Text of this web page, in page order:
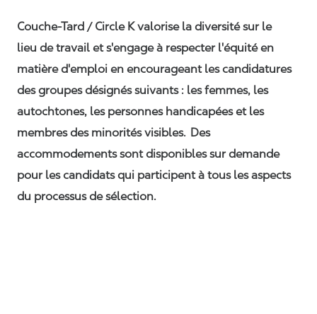
Couche-Tard / Circle K valorise la diversité sur le
lieu de travail et s'engage à respecter l'équité en
matière d'emploi en encourageant les candidatures
des groupes désignés suivants : les femmes, les
autochtones, les personnes handicapées et les
membres des minorités visibles. Des
accommodements sont disponibles sur demande
pour les candidats qui participent à tous les aspects
du processus de sélection.